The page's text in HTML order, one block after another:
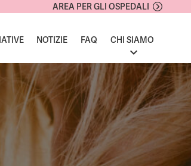
AREA PER GLI OSPEDALI
NOTIZIE FAQ CHI SIAMO